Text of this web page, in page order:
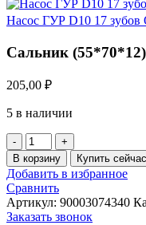
Насос ГУР D10 17 зубов
Сальник
205,00 ₽
5 в наличии
Количество
товара
Сальник
(55*70*12)
полуоси
SHAANXI
В корзину Купить сейчас
Добавить в избранное
Сравнить
Артикул: 90003074340
Заказать звонок